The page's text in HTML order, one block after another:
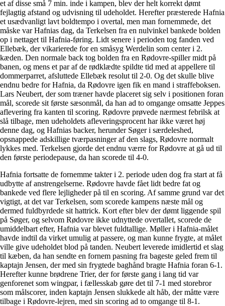
et af disse små 7 min. inde i kampen, blev der helt korrekt dømt
fejlagtig afstand og udvisning til udeholdet. Herefter præsterede Hafnia
et usædvanligt lavt boldtempo i overtal, men man fornemmede, det
måske var Hafnias dag, da Terkelsen fra en nulvinkel bankede bolden
op i nettaget til Hafnia-føring. Lidt senere i perioden tog fanden ved
Ellebæk, der vikarierede for en småsyg Werdelin som center i 2.
kæden. Den normale back tog bolden fra en Rødovre-spiller midt på
banen, og mens et par af de rødklædte spildte tid med at appellere til
dommerparret, afsluttede Ellebæk resolut til 2-0. Og det skulle blive
endnu bedre for Hafnia, da Rødovre igen fik en mand i straffeboksen.
Lars Neubert, der som træner havde placeret sig selv i positionen foran
mål, scorede sit første sæsonmål, da han ad to omgange omsatte Jeppes
aflevering fra kanten til scoring. Rødovre prøvede nærmest febrilsk at
slå tilbage, men udeholdets afleveringsprocent har ikke været høj
denne dag, og Hafnias backer, herunder Søger i særdeleshed,
opsnappede adskillige tværpasninger af den slags, Rødovre normalt
lykkes med. Terkelsen gjorde det endnu værre for Rødovre at gå ud til
den første periodepause, da han scorede til 4-0.
Hafnia fortsatte de fornemme takter i 2. periode uden dog fra start at få
udbytte af anstrengelserne. Rødovre havde fået lidt bedre fat og
bankede ved flere lejligheder på til en scoring. Af samme grund var det
vigtigt, at det var Terkelsen, som scorede kampens næste mål og
dermed fuldbyrdede sit hattrick. Kort efter blev der dømt liggende spil
på Søger, og selvom Rødovre ikke udnyttede overtallet, scorede de
umiddelbart efter, Hafnia var blevet fuldtallige. Møller i Hafnia-målet
havde indtil da virket umulig at passere, og man kunne frygte, at målet
ville give udeholdet blod på tanden. Neubert leverede imidlertid et slag
til kæben, da han sendte en fornem pasning fra bageste geled frem til
kaptajn Jensen, der med sin frygtede baghånd bragte Hafnia foran 6-1.
Herefter kunne brødrene Trier, der for første gang i lang tid var
genforenet som wingpar, i fællesskab gøre det til 7-1 med storebror
som målscorer, inden kaptajn Jensen slukkede alt håb, der måtte være
tilbage i Rødovre-lejren, med sin scoring ad to omgange til 8-1.